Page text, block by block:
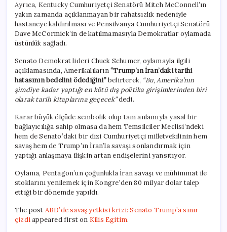
Ayrıca, Kentucky Cumhuriyetçi Senatörü Mitch McConnell’ın
yakın zamanda açıklanmayan bir rahatsızlık nedeniyle
hastaneye kaldırılması ve Pensilvanya Cumhuriyetçi Senatörü
Dave McCormick’in de katılmamasıyla Demokratlar oylamada
üstünlük sağladı.
Senato Demokrat lideri Chuck Schumer, oylamayla ilgili
açıklamasında, Amerikalıların“Trump’ın İran’daki tarihi
hatasının bedelini ödediğini”belirterek, “Bu, Amerika’nın
şimdiye kadar yaptığı en kötü dış politika girişimlerinden biri
olarak tarih kitaplarına geçecek”dedi.
Karar büyük ölçüde sembolik olup tam anlamıyla yasal bir
bağlayıcılığa sahip olmasa da hem Temsilciler Meclisi’ndeki
hem de Senato’daki bir dizi Cumhuriyetçi milletvekilinin hem
savaş hem de Trump’ın İran’la savaşı sonlandırmak için
yaptığı anlaşmaya ilişkin artan endişelerini yansıtıyor.
Oylama, Pentagon’un çoğunlukla İran savaşı ve mühimmat ile
stoklarını yenilemek için Kongre’den 80 milyar dolar talep
ettiği bir dönemde yapıldı.
The post ABD’de savaş yetkisi krizi: Senato Trump’a sınır
çizdiappeared first on Kilis Egitim.